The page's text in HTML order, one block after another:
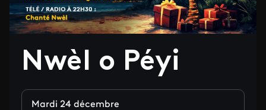
Nwèl o Péyi
Mardi 24 décembre